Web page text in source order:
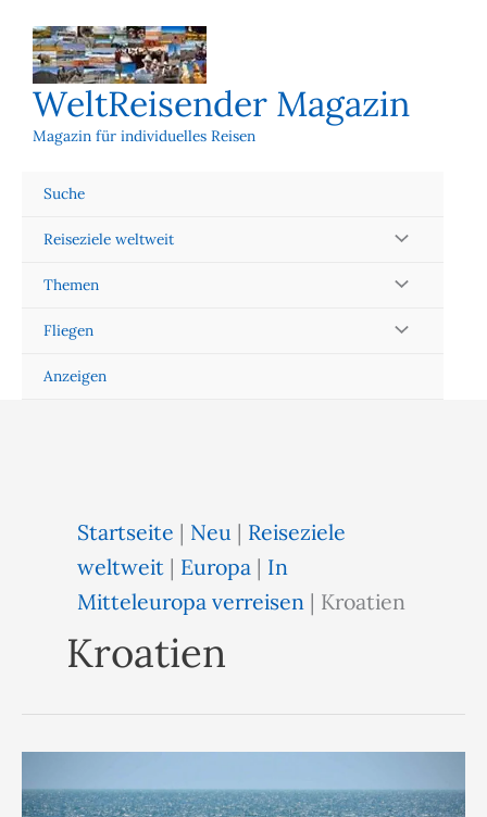
Inhalt
springen
WeltReisender Magazin
Magazin für individuelles Reisen
Suche
Reiseziele weltweit
Themen
Fliegen
Anzeigen
Startseite | Neu | Reiseziele
weltweit | Europa | In
Mitteleuropa verreisen | Kroatien
Kroatien